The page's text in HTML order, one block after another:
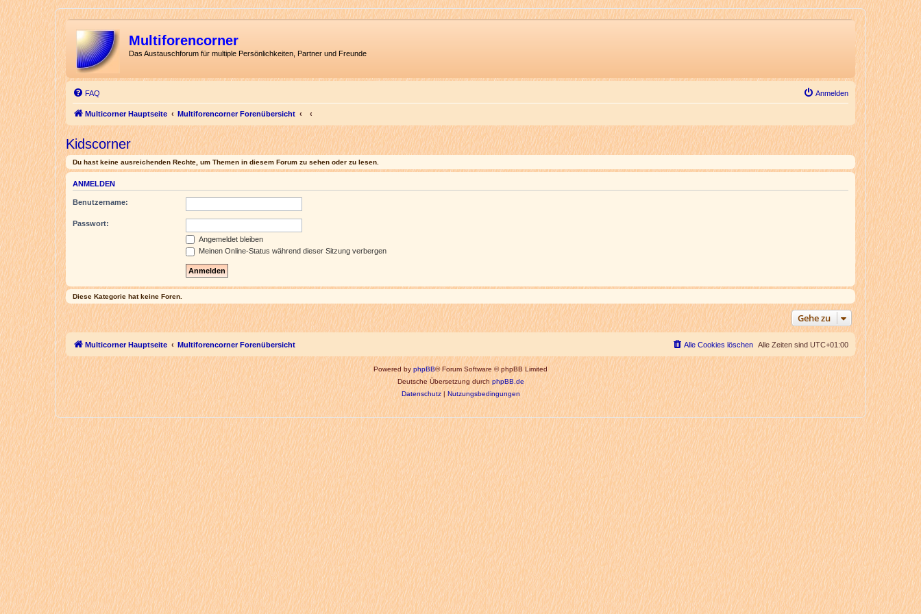
Multiforencorner
Das Austauschforum für multiple Persönlichkeiten, Partner und Freunde
FAQ Anmelden
Multicorner Hauptseite Multiforencorner Forenübersicht
Kidscorner
Du hast keine ausreichenden Rechte, um Themen in diesem Forum zu sehen oder zu lesen.
ANMELDEN
Benutzername:
Passwort:
Angemeldet bleiben
Meinen Online-Status während dieser Sitzung verbergen
Diese Kategorie hat keine Foren.
Gehe zu
Multicorner Hauptseite Multiforencorner Forenübersicht Alle Zeiten sind UTC+01:00
Alle Cookies löschen
Powered byphpBB® Forum Software © phpBB Limited
Deutsche Übersetzung durchphpBB.de
Datenschutz|Nutzungsbedingungen